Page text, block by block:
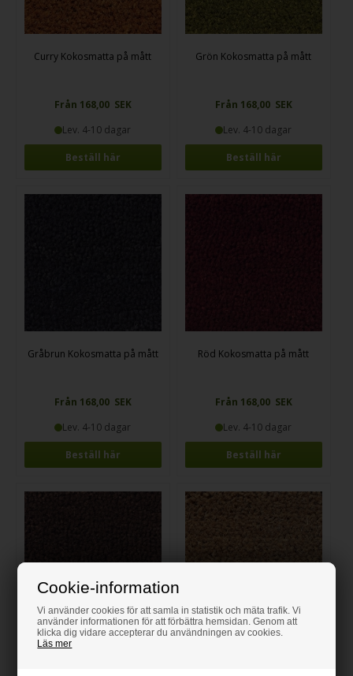
Cookie-information
Vi använder cookies för att samla in statistik och mäta trafik. Vi
använder informationen för att förbättra hemsidan. Genom att
klicka dig vidare accepterar du användningen av cookies.
Läs mer
Curry Kokosmatta på mått
Från 168,00 SEK
Lev. 4-10 dagar
Beställ här
Grön Kokosmatta på mått
Från 168,00 SEK
Lev. 4-10 dagar
Beställ här
Gråbrun Kokosmatta på mått
Från 168,00 SEK
Lev. 4-10 dagar
Beställ här
Röd Kokosmatta på mått
Från 168,00 SEK
Lev. 4-10 dagar
Beställ här
Terrakotta Kokosmatta på